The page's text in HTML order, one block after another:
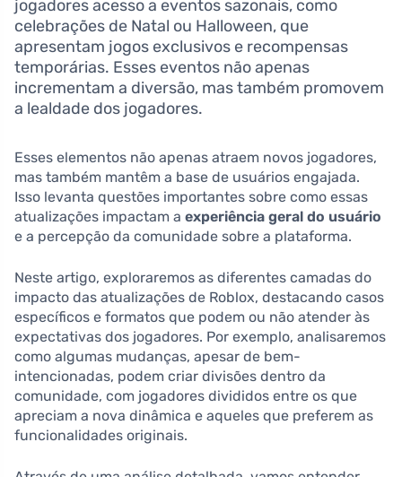
jogadores acesso a eventos sazonais, como
celebrações de Natal ou Halloween, que
apresentam jogos exclusivos e recompensas
temporárias. Esses eventos não apenas
incrementam a diversão, mas também promovem
a lealdade dos jogadores.
Esses elementos não apenas atraem novos jogadores,
mas também mantêm a base de usuários engajada.
Isso levanta questões importantes sobre como essas
atualizações impactam a experiência geral do usuário
e a percepção da comunidade sobre a plataforma.
Neste artigo, exploraremos as diferentes camadas do
impacto das atualizações de Roblox, destacando casos
específicos e formatos que podem ou não atender às
expectativas dos jogadores. Por exemplo, analisaremos
como algumas mudanças, apesar de bem-
intencionadas, podem criar divisões dentro da
comunidade, com jogadores divididos entre os que
apreciam a nova dinâmica e aqueles que preferem as
funcionalidades originais.